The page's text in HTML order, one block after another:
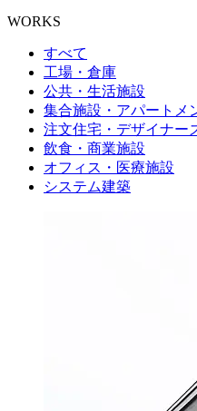
WORKS
すべて
工場・倉庫
公共・生活施設
集合施設・アパートメ
注文住宅・デザイナー
飲食・商業施設
オフィス・医療施設
システム建築